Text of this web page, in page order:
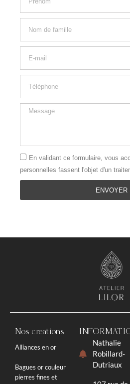
En validant ce formulaire, vous
personnelles fassent l'objet d'un
ENVOYER
Nos créations
Alliances en or
Bagues or couleur
pierres fines et
Nathalie
Robillard-
Dutriaux